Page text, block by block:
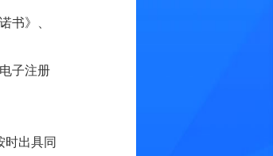
书》、
子注册
时出具同